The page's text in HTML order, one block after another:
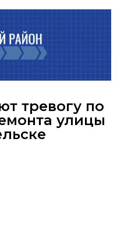
тревогу по
улицы